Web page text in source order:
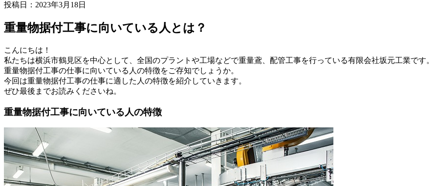
投稿日：2023年3月18日
重量物据付工事に向いている人とは？
こんにちは！
私たちは横浜市鶴見区を中心として、全国のプラントや工場などで重量鳶、配管工事を行っている有限会社坂元工業です。
重量物据付工事の仕事に向いている人の特徴をご存知でしょうか。
今回は重量物据付工事の仕事に適した人の特徴を紹介していきます。
ぜひ最後までお読みくださいね。
重量物据付工事に向いている人の特徴